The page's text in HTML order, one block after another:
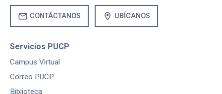
mail CONTÁCTANOS location_on UBÍCANOS
Servicios PUCP
Campus Virtual
Correo PUCP
Biblioteca